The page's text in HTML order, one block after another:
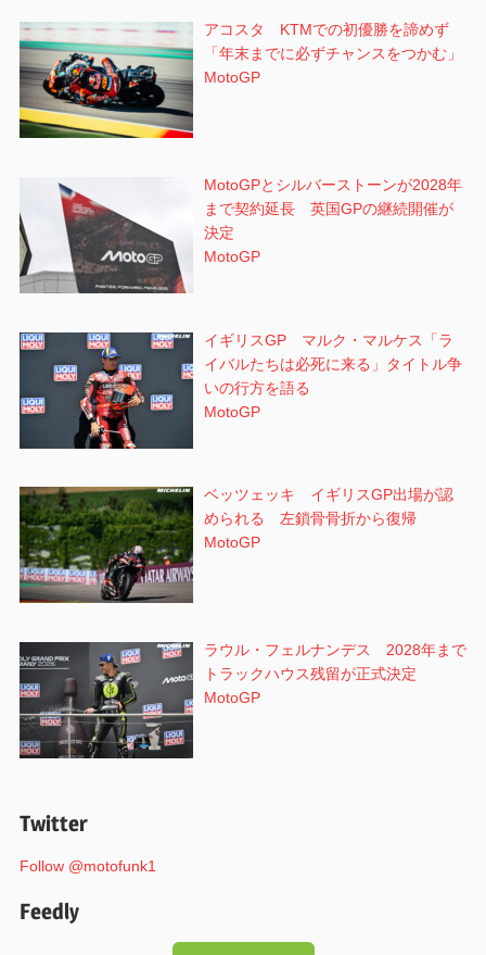
アコスタ KTMでの初優勝を諦めず
「年末までに必ずチャンスをつかむ」
MotoGP
MotoGPとシルバーストーンが2028年
まで契約延長 英国GPの継続開催が
決定
MotoGP
イギリスGP マルク・マルケス「ラ
イバルたちは必死に来る」タイトル争
いの行方を語る
MotoGP
ベッツェッキ イギリスGP出場が認
められる 左鎖骨骨折から復帰
MotoGP
ラウル・フェルナンデス 2028年まで
トラックハウス残留が正式決定
MotoGP
Twitter
Follow @motofunk1
Feedly